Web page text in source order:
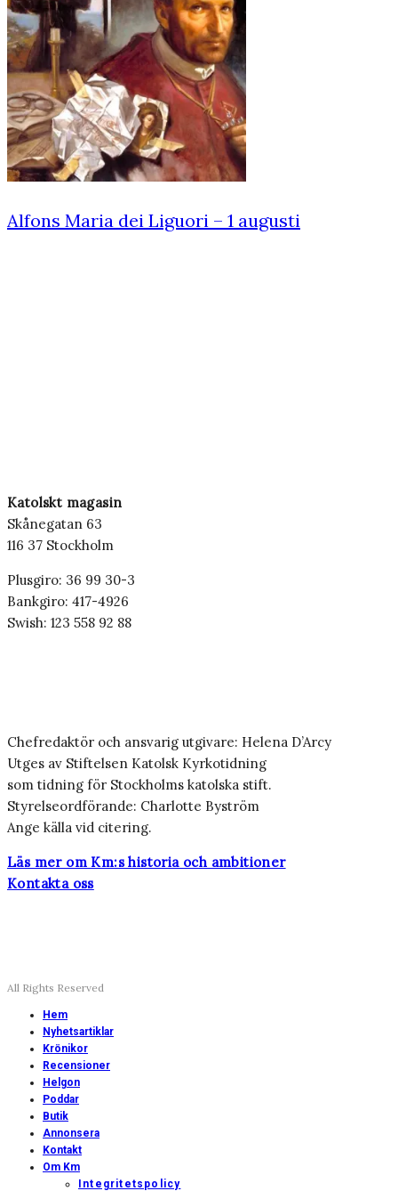
Alfons Maria dei Liguori – 1 augusti
Katolskt magasin
Skånegatan 63
116 37 Stockholm
Plusgiro: 36 99 30-3
Bankgiro: 417-4926
Swish: 123 558 92 88
Chefredaktör och ansvarig utgivare: Helena D’Arcy
Utges av Stiftelsen Katolsk Kyrkotidning
som tidning för Stockholms katolska stift.
Styrelseordförande: Charlotte Byström
Ange källa vid citering.
Läs mer om Km:s historia och ambitioner
Kontakta oss
All Rights Reserved
Hem
Nyhetsartiklar
Krönikor
Recensioner
Helgon
Poddar
Butik
Annonsera
Kontakt
Om Km
Integritetspolicy